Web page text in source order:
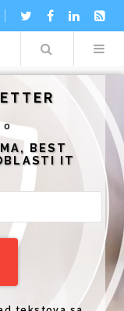
Search
o
BEST
IT